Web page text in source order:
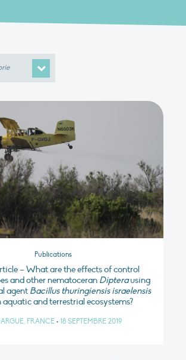
Publications
– What are the effects of control
and other nematoceran Dipterausing
agent Bacillus thuringiensis israelensis
and terrestrial ecosystems?
FRANCE • 18 SEPTEMBRE 2019